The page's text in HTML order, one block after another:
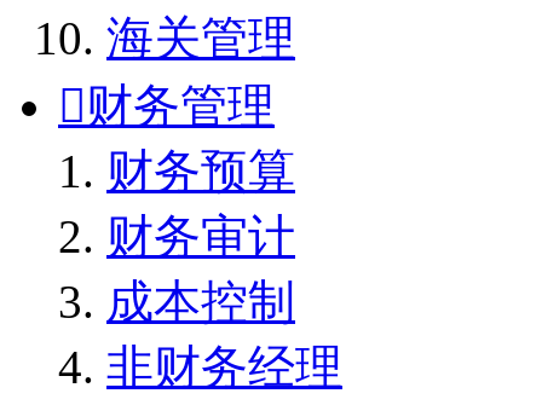
海关管理
财务管理
财务预算
财务审计
成本控制
非财务经理